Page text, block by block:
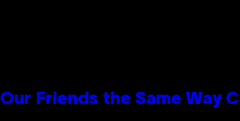
Friends the Same Way